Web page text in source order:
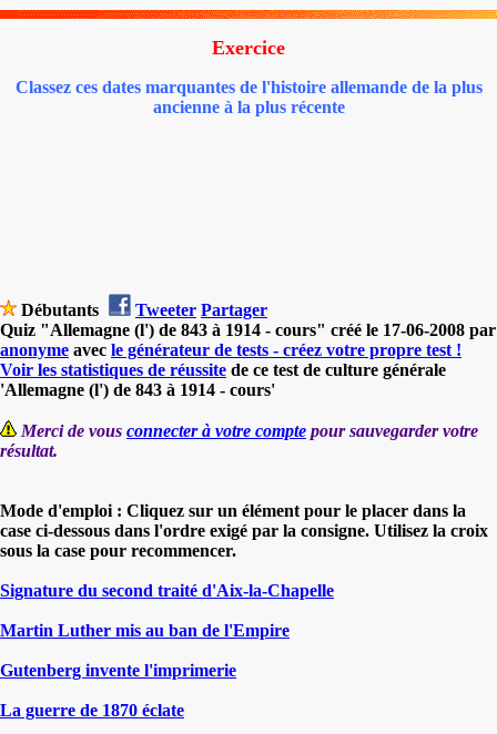
Exercice
Classez ces dates marquantes de l'histoire allemande de la plus
ancienne à la plus récente
Débutants Tweeter Partager
Quiz "Allemagne (l') de 843 à 1914 - cours" créé le 17-06-2008 par
anonyme avec le générateur de tests - créez votre propre test !
Voir les statistiques de réussite de ce test de culture générale
'Allemagne (l') de 843 à 1914 - cours'
Merci de vous connecter à votre compte pour sauvegarder votre
résultat.
Mode d'emploi : Cliquez sur un élément pour le placer dans la
case ci-dessous dans l'ordre exigé par la consigne. Utilisez la croix
sous la case pour recommencer.
Signature du second traité d'Aix-la-Chapelle
Martin Luther mis au ban de l'Empire
Gutenberg invente l'imprimerie
La guerre de 1870 éclate